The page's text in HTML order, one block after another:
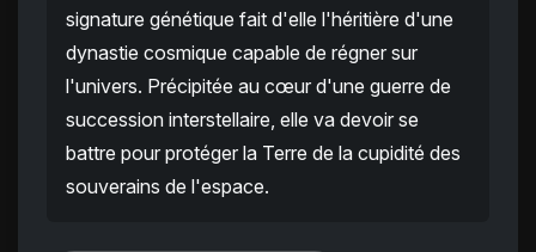
signature génétique fait d'elle l'héritière d'une
dynastie cosmique capable de régner sur
l'univers. Précipitée au cœur d'une guerre de
succession interstellaire, elle va devoir se
battre pour protéger la Terre de la cupidité des
souverains de l'espace.